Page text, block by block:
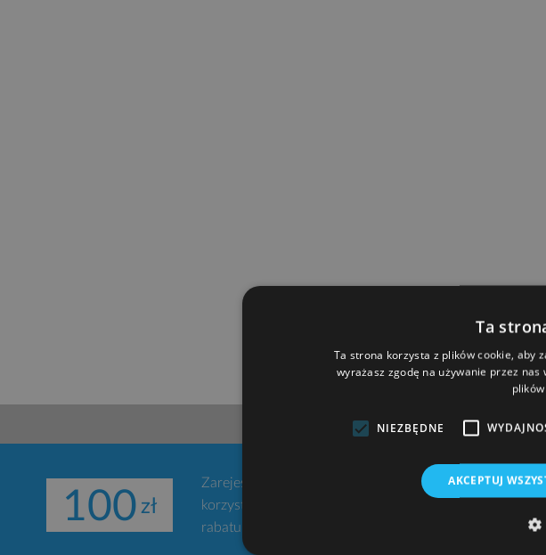
100
Zarejestruj się w naszym serwisie. Nie przegap
korzystania z narzędzi gdziekolwiek jesteś. Dodatkowo
rabatu na zakup projektu domu.
Ta
Ta strona korzysta z plików cookie, aby
wyrażasz zgodę na używanie przez
NIEZBĘDNE
AKCEPTUJ